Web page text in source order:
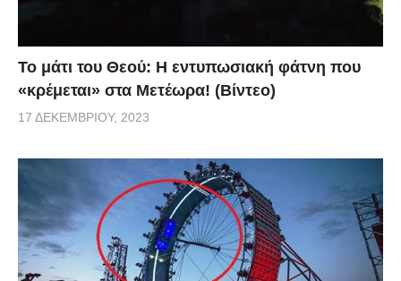
Το μάτι του Θεού: Η εντυπωσιακή φάτνη που
«κρέμεται» στα Μετέωρα! (Βίντεο)
17 ΔΕΚΕΜΒΡΊΟΥ, 2023